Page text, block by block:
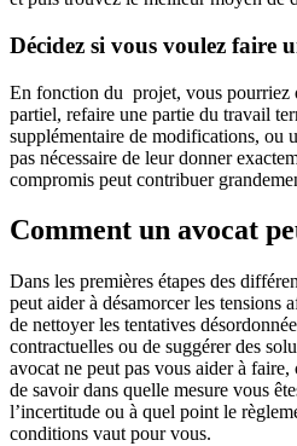
Décidez si vous voulez faire
En fonction du projet, vous pourriez
partiel, refaire une partie du travail
supplémentaire de modifications, ou
pas nécessaire de leur donner
compromis peut contribuer
Comment un avocat
Dans les premières étapes des
peut aider à désamorcer les tensions
de nettoyer les tentatives
contractuelles ou de suggérer des
avocat ne peut pas vous aider à faire,
de savoir dans quelle mesure vous
l’incertitude ou à quel point le
conditions vaut pour vous.